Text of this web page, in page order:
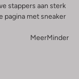
stappers aan sterk
pagina met sneaker
MeerMinder